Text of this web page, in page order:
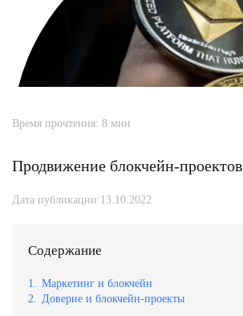
Время прочтения: 8 мин
Продвижение блокчейн-проектов
Дата публикации:13.10.2022
Содержание
1.
Маркетинг и блокчейн
2.
Доверие и блокчейн-проекты